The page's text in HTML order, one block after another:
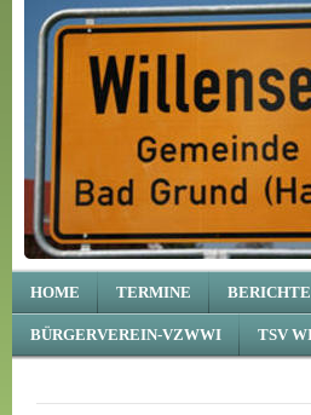
HOME TERMINE BERICHTE
BÜRGERVEREIN-VZWWI TSV